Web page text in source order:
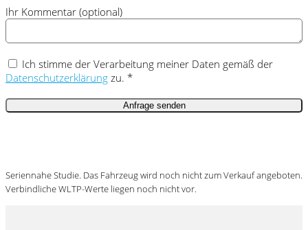
Ihr Kommentar (optional)
Ich stimme der Verarbeitung meiner Daten gemäß der
Datenschutzerklärung zu. *
Seriennahe Studie. Das Fahrzeug wird noch nicht zum Verkauf angeboten.
VerbindlicheWLTP-Werte liegen noch nicht vor.